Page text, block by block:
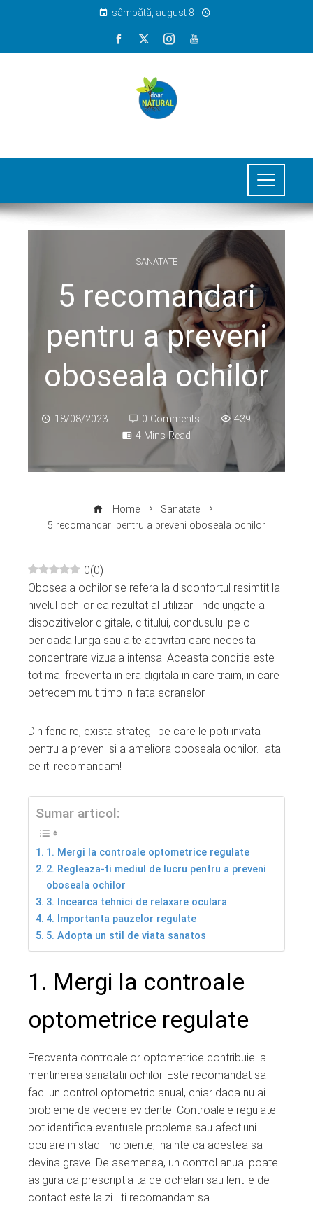
sâmbătă, august 8
SANATATE
5 recomandari
pentru a preveni
oboseala ochilor
18/08/2023 0 Comments
439
4 Mins Read
Home
Sanatate
5 recomandari pentru a preveni oboseala ochilor
0(0)
Oboseala ochilor se refera la disconfortul resimtit la
nivelul ochilor ca rezultat al utilizarii indelungate a
dispozitivelor digitale, cititului, condusului pe o
perioada lunga sau alte activitati care necesita
concentrare vizuala intensa. Aceasta conditie este
tot mai frecventa in era digitala in care traim, in care
petrecem mult timp in fata ecranelor.
Din fericire, exista strategii pe care le poti invata
pentru a preveni si a ameliora oboseala ochilor. Iata
ce iti recomandam!
Sumar articol:
1. Mergi la controale optometrice regulate
2. Regleaza-ti mediul de lucru pentru a preveni
oboseala ochilor
3. Incearca tehnici de relaxare oculara
4. Importanta pauzelor regulate
5. Adopta un stil de viata sanatos
1. Mergi la controale
optometrice regulate
Frecventa controalelor optometrice contribuie la
mentinerea sanatatii ochilor. Este recomandat sa
faci un control optometric anual, chiar daca nu ai
probleme de vedere evidente. Controalele regulate
pot identifica eventuale probleme sau afectiuni
oculare in stadii incipiente, inainte ca acestea sa
devina grave. De asemenea, un control anual poate
asigura ca prescriptia ta de ochelari sau lentile de
contact este la zi. Iti recomandam sa